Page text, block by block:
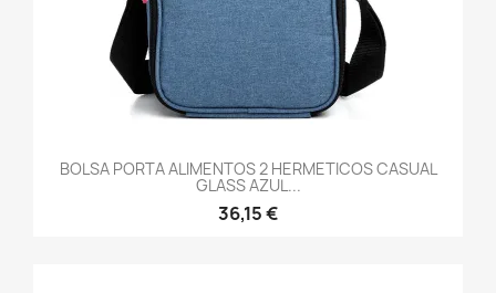
BOLSA PORTA ALIMENTOS 2 HERMETICOS CASUAL
GLASS AZUL...
36,15 €